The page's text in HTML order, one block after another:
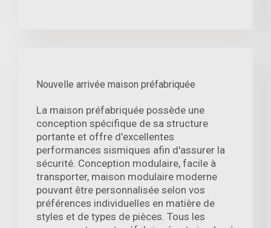
Nouvelle arrivée maison préfabriquée
La maison préfabriquée possède une
conception spécifique de sa structure
portante et offre d'excellentes
performances sismiques afin d'assurer la
sécurité. Conception modulaire, facile à
transporter, maison modulaire moderne
pouvant être personnalisée selon vos
préférences individuelles en matière de
styles et de types de pièces. Tous les